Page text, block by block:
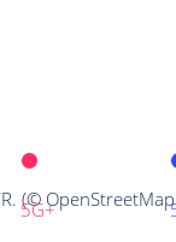
5G+
(© OpenStreetMap